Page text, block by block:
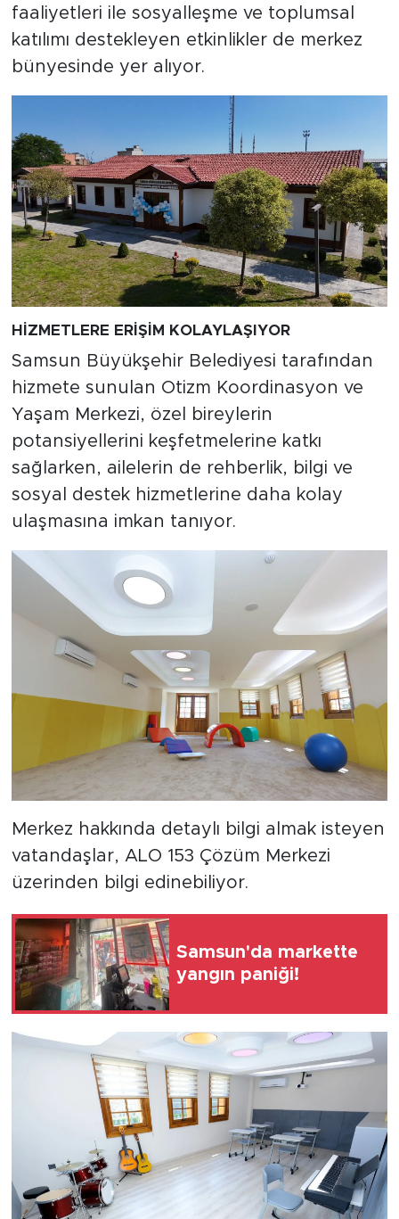
faaliyetleri ile sosyalleşme ve toplumsal
katılımı destekleyen etkinlikler de merkez
bünyesinde yer alıyor.
HİZMETLERE ERİŞİM KOLAYLAŞIYOR
Samsun Büyükşehir Belediyesi tarafından
hizmete sunulan Otizm Koordinasyon ve
Yaşam Merkezi, özel bireylerin
potansiyellerini keşfetmelerine katkı
sağlarken, ailelerin de rehberlik, bilgi ve
sosyal destek hizmetlerine daha kolay
ulaşmasına imkan tanıyor.
Merkez hakkında detaylı bilgi almak isteyen
vatandaşlar, ALO 153 Çözüm Merkezi
üzerinden bilgi edinebiliyor.
Samsun'da markette
yangın paniği!